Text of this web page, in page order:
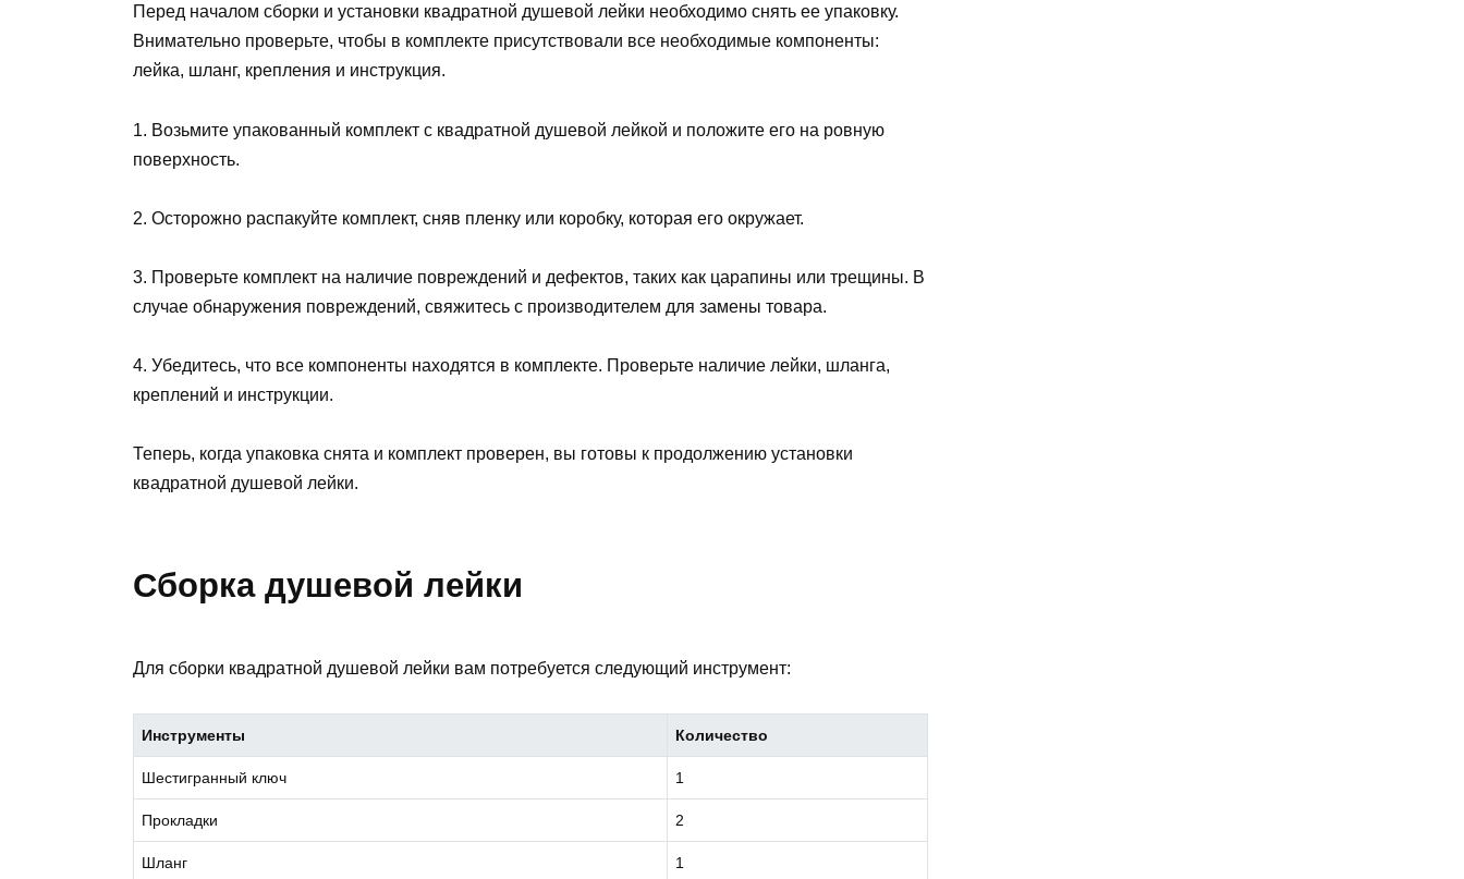
Перед началом сборки и установки квадратной душевой лейки необходимо снять ее упаковку.
Внимательно проверьте, чтобы в комплекте присутствовали все необходимые компоненты:
лейка, шланг, крепления и инструкция.
1. Возьмите упакованный комплект с квадратной душевой лейкой и положите его на ровную
поверхность.
2. Осторожно распакуйте комплект, сняв пленку или коробку, которая его окружает.
3. Проверьте комплект на наличие повреждений и дефектов, таких как царапины или трещины. В
случае обнаружения повреждений, свяжитесь с производителем для замены товара.
4. Убедитесь, что все компоненты находятся в комплекте. Проверьте наличие лейки, шланга,
креплений и инструкции.
Теперь, когда упаковка снята и комплект проверен, вы готовы к продолжению установки
квадратной душевой лейки.
Сборка душевой лейки
Для сборки квадратной душевой лейки вам потребуется следующий инструмент:
Инструменты Количество
Шестигранный ключ 1
Прокладки 2
Шланг 1